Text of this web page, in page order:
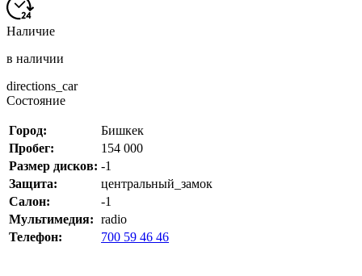
Наличие
в наличии
directions_car
Состояние
Город:
Бишкек
Пробег:
154 000
Размер дисков: -1
Защита:
центральный_замок
Салон:
-1
Мультимедия: radio
Телефон:
700 59 46 46